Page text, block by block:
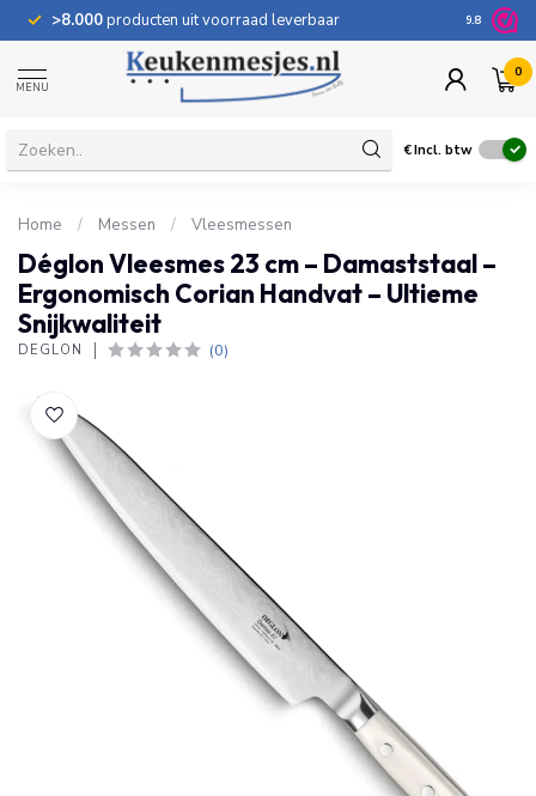
>8.000producten uit voorraad leverbaar 100
9.8
MENU
0
€Incl. btw
Home / Messen / Vleesmessen
Déglon Vleesmes 23 cm – Damaststaal –
Ergonomisch Corian Handvat – Ultieme
Snijkwaliteit
DÉGLON (0)